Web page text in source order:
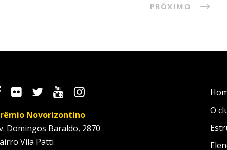
PRÓXIMO
Novorizontino
Domingos Baraldo, 2870
Vila Patti
O